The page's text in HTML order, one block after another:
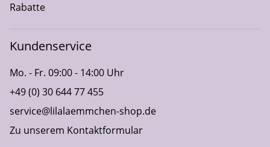
Rabatte
Kundenservice
Mo. - Fr. 09:00 - 14:00 Uhr
+49 (0) 30 644 77 455
service@lilalaemmchen-shop.de
Zu unserem Kontaktformular